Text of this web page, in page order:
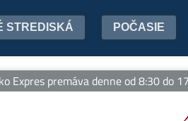
STREDISKÁ POČASIE
premáva denne od 8:30 do